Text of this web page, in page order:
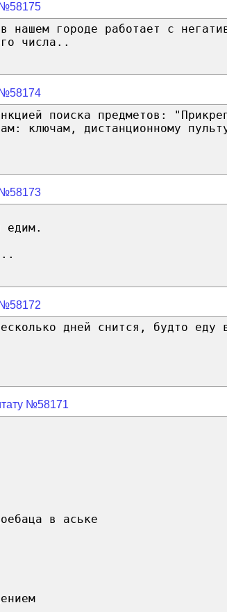
№58175
городе работает с
числа..
№58174
поиска предметов:
ключам, дистанционному
№58173
едим.
№58172
дней снится, будто еду
№58171
в аське